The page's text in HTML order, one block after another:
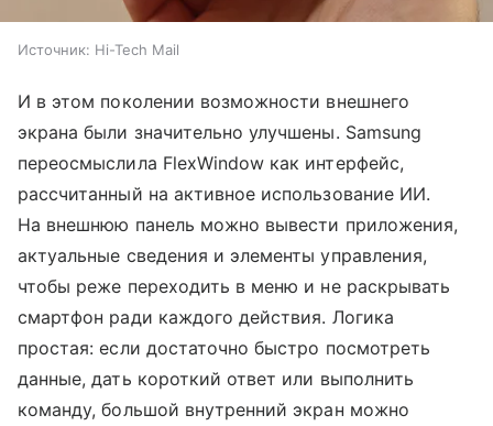
Источник: Hi-Tech Mail
И в этом поколении возможности внешнего
экрана были значительно улучшены. Samsung
переосмыслила FlexWindow как интерфейс,
рассчитанный на активное использование ИИ.
На внешнюю панель можно вывести приложения,
актуальные сведения и элементы управления,
чтобы реже переходить в меню и не раскрывать
смартфон ради каждого действия. Логика
простая: если достаточно быстро посмотреть
данные, дать короткий ответ или выполнить
команду, большой внутренний экран можно